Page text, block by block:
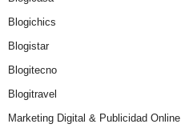
Blogichics
Blogistar
Blogitecno
Blogitravel
Marketing Digital & Publicidad Online